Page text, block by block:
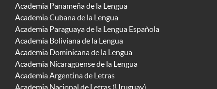
Academia Panameña de la Lengua
Academia Cubana de la Lengua
Academia Paraguaya de la Lengua Española
Academia Boliviana de la Lengua
Academia Dominicana de la Lengua
Academia Nicaragüense de la Lengua
Academia Argentina de Letras
Academia Nacional de Letras (Uruguay)